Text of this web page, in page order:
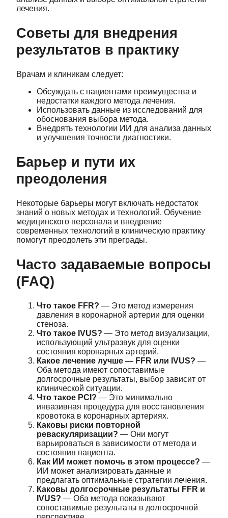
лечения.
Советы для внедрения
результатов в практику
Врачам и клиникам следует:
Обсуждать с пациентами преимущества и
недостатки каждого метода лечения.
Использовать данные из исследований для
обоснования выбора метода.
Внедрять технологии ИИ для анализа данных
и улучшения точности диагностики.
Барьер и пути их
преодоления
Некоторые барьеры могут включать недостаток
знаний о новых методах и технологий. Обучение
медицинского персонала и внедрение
современных технологий в клиническую практику
помогут преодолеть эти преграды.
Часто задаваемые вопросы
(FAQ)
Что такое FFR? — Это метод измерения
давления в коронарной артерии для оценки
стеноза.
Что такое IVUS? — Это метод визуализации,
использующий ультразвук для оценки
состояния коронарных артерий.
Какое лечение лучше — FFR или IVUS? —
Оба метода имеют сопоставимые
долгосрочные результаты, выбор зависит от
клинической ситуации.
Что такое PCI? — Это минимально
инвазивная процедура для восстановления
кровотока в коронарных артериях.
Каковы риски повторной
реваскуляризации? — Они могут
варьироваться в зависимости от метода и
состояния пациента.
Как ИИ может помочь в этом процессе? —
ИИ может анализировать данные и
предлагать оптимальные стратегии лечения.
Каковы долгосрочные результаты FFR и
IVUS? — Оба метода показывают
сопоставимые результаты в долгосрочной